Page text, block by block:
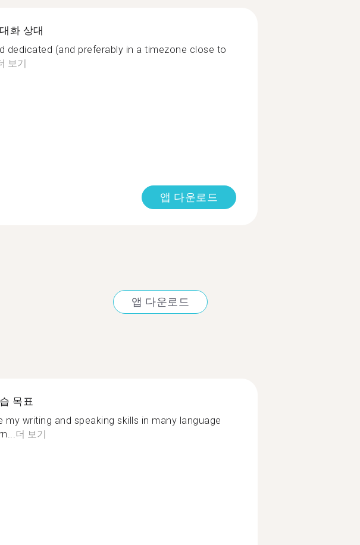
화 상대
dedicated (and preferably in a timezone close to
보기
앱 다운로드
앱 다운로드
목표
my writing and speaking skills in many language
더 보기